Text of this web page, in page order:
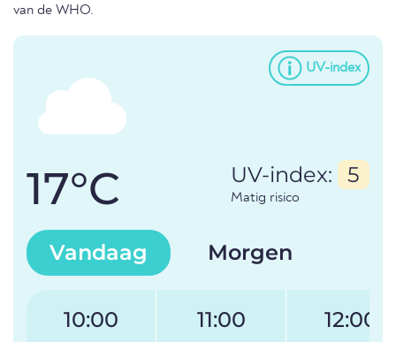
van de WHO.
UV-index
17°C UV-index: 5
Matig risico
Vandaag Morgen
10:00 11:00 12:00